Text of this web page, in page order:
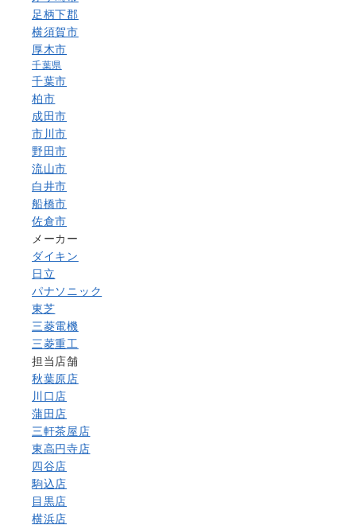
足柄下郡
横須賀市
厚木市
千葉県
千葉市
柏市
成田市
市川市
野田市
流山市
白井市
船橋市
佐倉市
メーカー
ダイキン
日立
パナソニック
東芝
三菱電機
三菱重工
担当店舗
秋葉原店
川口店
蒲田店
三軒茶屋店
東高円寺店
四谷店
駒込店
目黒店
横浜店